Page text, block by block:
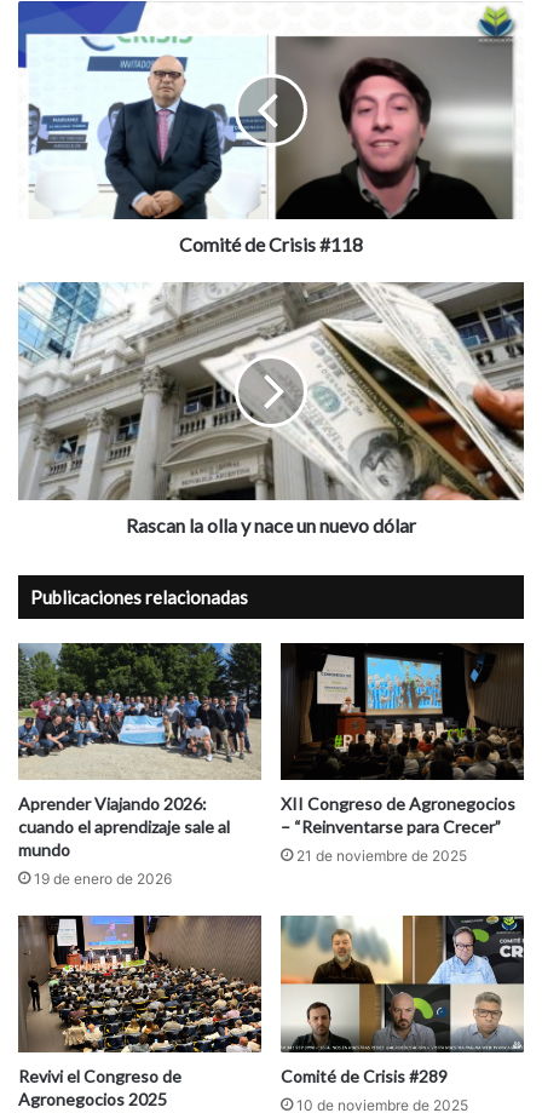
Comité
de
Crisis
Comité de Crisis #118
Rascan
la
olla
y
nace
un
nuevo
dólar
Rascan la olla y nace un nuevo dólar
Publicaciones relacionadas
Aprender Viajando 2026:
cuando el aprendizaje sale al
mundo
19 de enero de 2026
XII Congreso de Agronegocios
– “Reinventarse para Crecer”
21 de noviembre de 2025
Revivi el Congreso de
Agronegocios 2025
Comité de Crisis #289
10 de noviembre de 2025